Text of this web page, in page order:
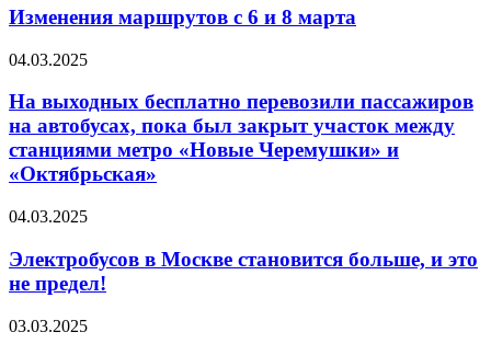
Изменения маршрутов с 6 и 8 марта
04.03.2025
На выходных бесплатно перевозили пассажиров
на автобусах, пока был закрыт участок между
станциями метро «Новые Черемушки» и
«Октябрьская»
04.03.2025
Электробусов в Москве становится больше, и это
не предел!
03.03.2025